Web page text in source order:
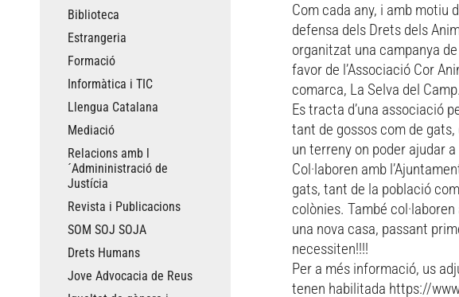
Biblioteca
Estrangeria
Formació
Informàtica i TIC
Llengua Catalana
Mediació
Relacions amb l
´Admininistració de
Justícia
Revista i Publicacions
SOM SOJ SOJA
Drets Humans
Jove Advocacia de Reus
Com cada any, i amb motiu
defensa dels Drets dels
organitzat una campanya
favor de l’Associació Cor
comarca, La Selva del Camp.
Es tracta d’una associació
tant de gossos com de
un terreny on poder ajudar
Col·laboren amb
gats, tant de la població
colònies. També
una nova casa, passant
necessiten!!!!
Per a més informació, us
tenen habilitada https://